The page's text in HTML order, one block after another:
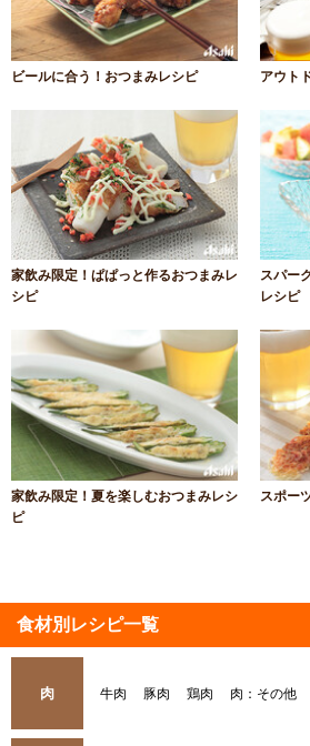
ビールに合う！おつまみレシピ アウト
家飲み限定！ぱぱっと作るおつまみレ
シピ
スパー
レシピ
家飲み限定！夏を楽しむおつまみレシ
ピ
スポー
食材別レシピ一覧
肉 牛肉 豚肉 鶏肉 肉：その他